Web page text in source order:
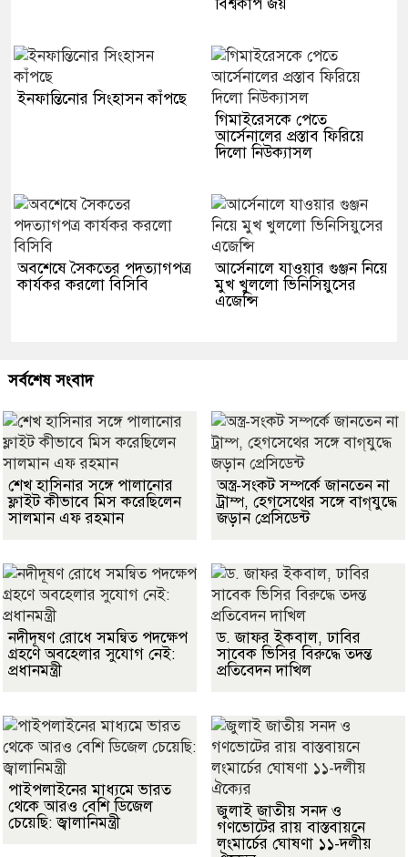
ইনফান্তিনোর সিংহাসন কাঁপছে
গিমাইরেসকে পেতে
আর্সেনালের প্রস্তাব ফিরিয়ে
দিলো নিউক্যাসল
অবশেষে সৈকতের পদত্যাগপত্র
কার্যকর করলো বিসিবি
আর্সেনালে যাওয়ার গুঞ্জন নিয়ে
মুখ খুললো ভিনিসিয়ুসের
এজেন্সি
সর্বশেষ সংবাদ
শেখ হাসিনার সঙ্গে পালানোর
ফ্লাইট কীভাবে মিস করেছিলেন
সালমান এফ রহমান
অস্ত্র-সংকট সম্পর্কে জানতেন না
ট্রাম্প, হেগসেথের সঙ্গে বাগ্‌যুদ্ধে
জড়ান প্রেসিডেন্ট
নদীদূষণ রোধে সমন্বিত পদক্ষেপ
গ্রহণে অবহেলার সুযোগ নেই:
প্রধানমন্ত্রী
ড. জাফর ইকবাল, ঢাবির
সাবেক ভিসির বিরুদ্ধে তদন্ত
প্রতিবেদন দাখিল
পাইপলাইনের মাধ্যমে ভারত
থেকে আরও বেশি ডিজেল
চেয়েছি: জ্বালানিমন্ত্রী
জুলাই জাতীয় সনদ ও
গণভোটের রায় বাস্তবায়নে
লংমার্চের ঘোষণা ১১-দলীয়